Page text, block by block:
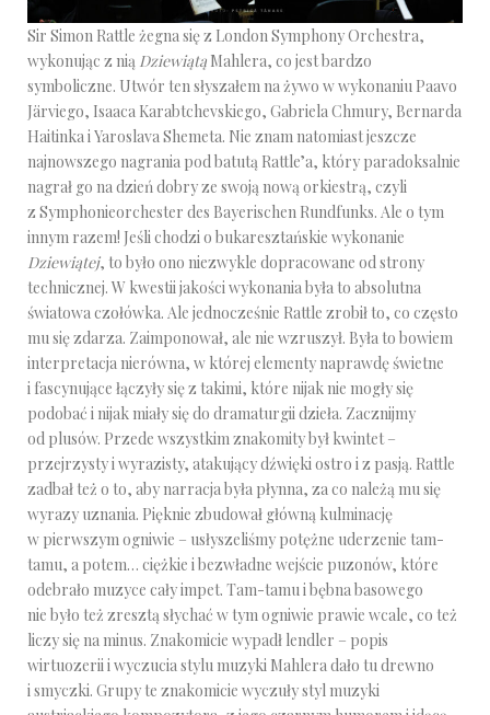
Sir Simon Rattle żegna się z London Symphony Orchestra,
wykonując z nią Dziewiątą Mahlera, co jest bardzo
symboliczne. Utwór ten słyszałem na żywo w wykonaniu Paavo
Järviego, Isaaca Karabtchevskiego, Gabriela Chmury, Bernarda
Haitinka i Yaroslava Shemeta. Nie znam natomiast jeszcze
najnowszego nagrania pod batutą Rattle’a, który paradoksalnie
nagrał go na dzień dobry ze swoją nową orkiestrą, czyli
z Symphonieorchester des Bayerischen Rundfunks. Ale o tym
innym razem! Jeśli chodzi o bukaresztańskie wykonanie
Dziewiątej, to było ono niezwykle dopracowane od strony
technicznej. W kwestii jakości wykonania była to absolutna
światowa czołówka. Ale jednocześnie Rattle zrobił to, co często
mu się zdarza. Zaimponował, ale nie wzruszył. Była to bowiem
interpretacja nierówna, w której elementy naprawdę świetne
i fascynujące łączyły się z takimi, które nijak nie mogły się
podobać i nijak miały się do dramaturgii dzieła. Zacznijmy
od plusów. Przede wszystkim znakomity był kwintet –
przejrzysty i wyrazisty, atakujący dźwięki ostro i z pasją. Rattle
zadbał też o to, aby narracja była płynna, za co należą mu się
wyrazy uznania. Pięknie zbudował główną kulminację
w pierwszym ogniwie – usłyszeliśmy potężne uderzenie tam-
tamu, a potem… ciężkie i bezwładne wejście puzonów, które
odebrało muzyce cały impet. Tam-tamu i bębna basowego
nie było też zresztą słychać w tym ogniwie prawie wcale, co też
liczy się na minus. Znakomicie wypadł lendler – popis
wirtuozerii i wyczucia stylu muzyki Mahlera dało tu drewno
i smyczki. Grupy te znakomicie wyczuły styl muzyki